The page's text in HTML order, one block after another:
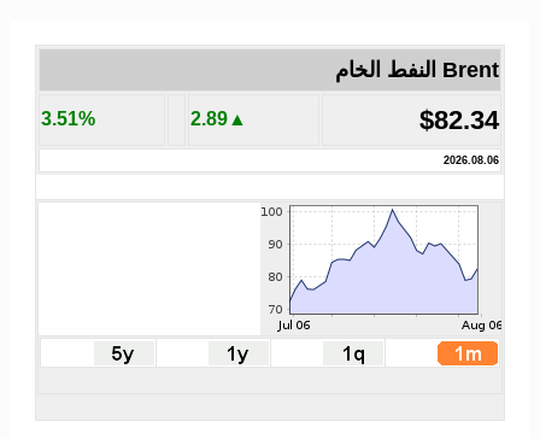
Brent النفط الخام
$82.34
▲2.89
3.51%
2026.08.06